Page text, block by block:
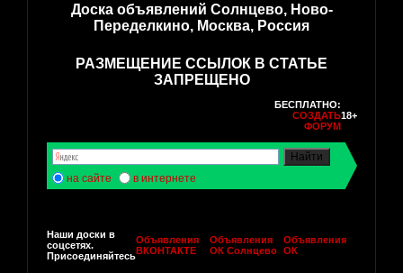
Доска объявлений Солнцево, Ново-
Переделкино, Москва, Россия
РАЗМЕЩЕНИЕ ССЫЛОК В СТАТЬЕ
ЗАПРЕЩЕНО
БЕСПЛАТНО:
СОЗДАТЬ
ФОРУМ
18+
на сайте в интернете
Наши доски в
соцсетях.
Присоединяйтесь
Объявления
ВКОНТАКТЕ
Объявления
ОК Солнцево
Объявления
ОК